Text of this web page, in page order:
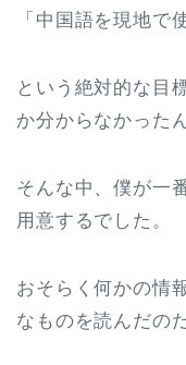
「中国語を現地で
という絶対的な目
か分からなかった
そんな中、僕が一
用意するでした。
おそらく何かの情
なものを読んだの